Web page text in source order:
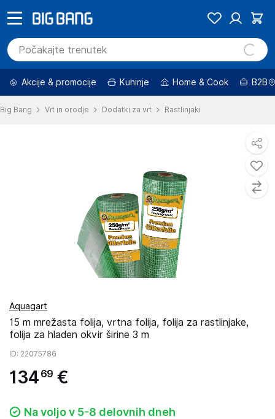
Akcije & promocije Kuhinje Home & Cook B2B
Big Bang Vrt in orodje Dodatki za vrt Rastlinjaki
Aquagart
15 m mrežasta folija, vrtna folija, folija za rastlinjake,
folija za hladen okvir širine 3 m
ID: 22075786
134 69 €
Na voljo v 5-8 delovnih dneh